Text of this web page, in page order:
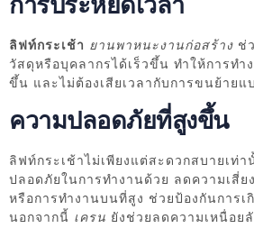
ลิฟท์กระเช้า ยานพาหนะงานก่อสร้าง ช่
วัสดุหรือบุคลากรได้เร็วขึ้น ทำให้การท
ขึ้น และไม่ต้องเสียเวลากับการขนย้ายแ
ความปลอดภัยที่สูงขึ้น
ลิฟท์กระเช้าไม่เพียงแต่สะดวกสบายเท่
ปลอดภัยในการทำงานด้วย ลดความเสี่ย
หรือการทำงานบนที่สูง ช่วยป้องกันการเ
นอกจากนี้ เครน ยังช่วยลดความเหนื่อย